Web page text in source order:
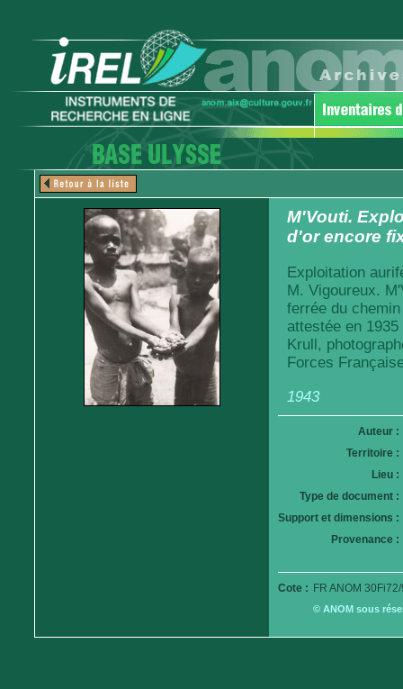
M'Vouti.
d'or encore
Exploitation
M. Vigoureux.
ferrée du
attestée en
Krull,
Forces
1943
Auteur :
Territoire :
Lieu :
Type de document :
Support et dimensions :
Provenance :
Cote : FR ANOM
© ANOM sous